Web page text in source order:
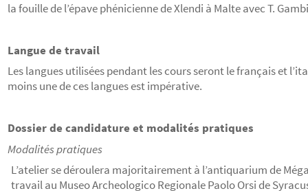
la fouille de l’épave phénicienne de Xlendi à Malte avec T.
Langue de travail
Les langues utilisées pendant les cours seront le français et
moins une de ces langues est impérative.
Dossier de candidature et modalités pratiques
Modalités pratiques
L’atelier se déroulera majoritairement à l’antiquarium de
travail au Museo Archeologico Regionale Paolo Orsi de